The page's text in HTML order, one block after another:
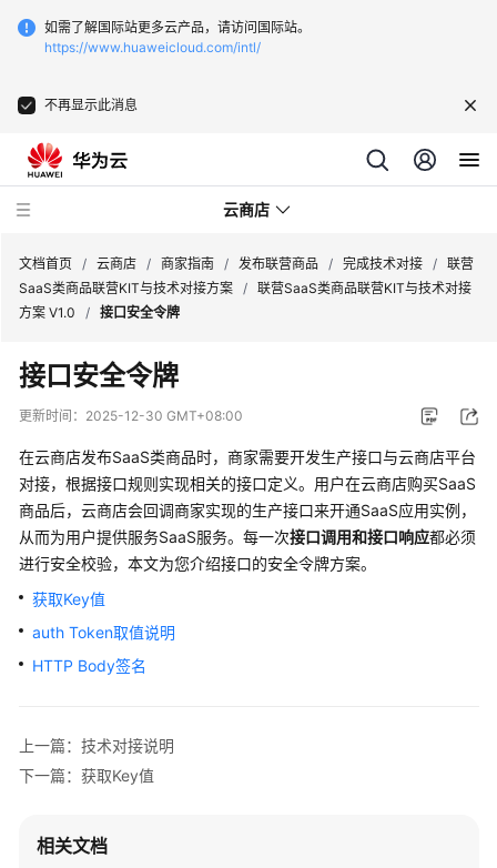
如需了解国际站更多云产品，请访问国际站。
https://www.huaweicloud.com/intl/
不再显示此消息
云商店
店
介
用
户
指
南
商
家
指
什
么
入
文档首页 / 云商店 / 商家指南 / 发布联营商品 / 完成技术对接 / 联营
SaaS类商品联营KIT与技术对接方案 / 联营SaaS类商品联营KIT与技术对接
方案 V1.0
/ 接口安全令牌
接口安全令牌
更新时间： 2025-12-30 GMT+08:00
在云商店发布SaaS类商品时，商家需要开发生产接口与云商店平台
对接， 根据接口规则实现相关的接口定义。用户在云商店购买SaaS
商品后，云商店会回调商家实现的生产接口来开通SaaS应用实例，
从而为用户提供服务SaaS服务。每一次接口调用和接口响应都必须
进行安全校验， 本文为您介绍接口的安全令牌方案。
获取Key值
auth Token取值说明
HTTP Body签名
上一篇：技术对接说明
下一篇：获取Key值
相关文档